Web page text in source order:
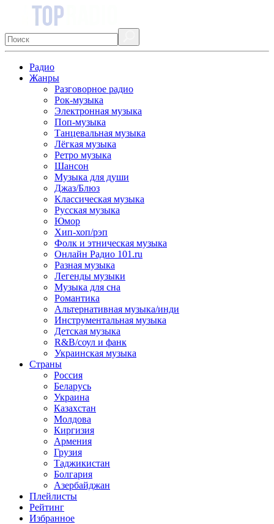
Радио
Жанры
Разговорное радио
Рок-музыка
Электронная музыка
Поп-музыка
Танцевальная музыка
Лёгкая музыка
Ретро музыка
Шансон
Музыка для души
Джаз/Блюз
Классическая музыка
Русская музыка
Юмор
Хип-хоп/рэп
Фолк и этническая музыка
Онлайн Радио 101.ru
Разная музыка
Легенды музыки
Музыка для сна
Романтика
Альтернативная музыка/инди
Инструментальная музыка
Детская музыка
R&B/cоул и фанк
Украинская музыка
Страны
Россия
Беларусь
Украина
Казахстан
Молдова
Киргизия
Армения
Грузия
Таджикистан
Болгария
Азербайджан
Плейлисты
Рейтинг
Избранное